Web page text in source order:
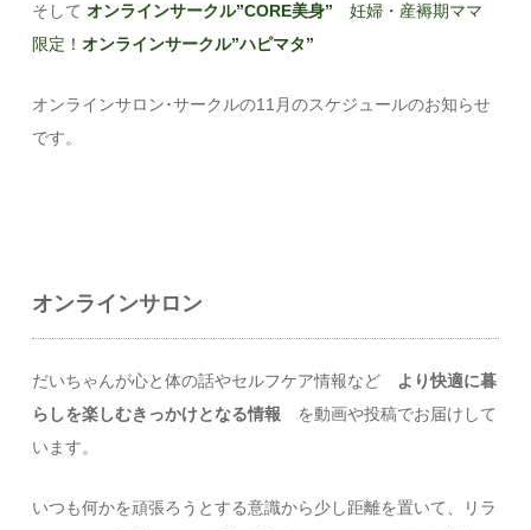
そしてオンラインサークル”CORE美身”
妊婦・産褥期ママ
限定！オンラインサークル”ハピマタ”
オンラインサロン･サークルの11月のスケジュールのお知らせ
です。
オンラインサロン
だいちゃんが心と体の話やセルフケア情報など より快適に暮
らしを楽しむきっかけとなる情報 を動画や投稿でお届けして
います。
いつも何かを頑張ろうとする意識から少し距離を置いて、リラ